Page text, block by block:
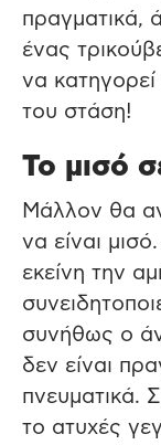
πραγματικά,
ένας
να
του στάση!
Το μισό
Μάλλον θα
να είναι
εκείνη την
συνήθως ο
δεν είναι
πνευματικά.
το ατυχές